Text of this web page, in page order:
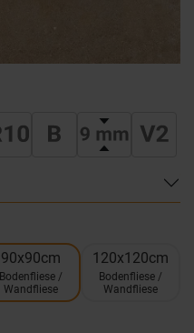
90x90cm
Bodenfliese /
Wandfliese
120x120cm
Bodenfliese /
Wandfliese